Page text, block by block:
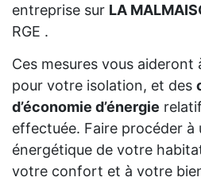
entreprise sur LA
RGE .
Ces mesures vous
pour votre isolation, et des
d’économie d’énergie
effectuée. Faire procéder à
énergétique de votre
votre confort et à votre